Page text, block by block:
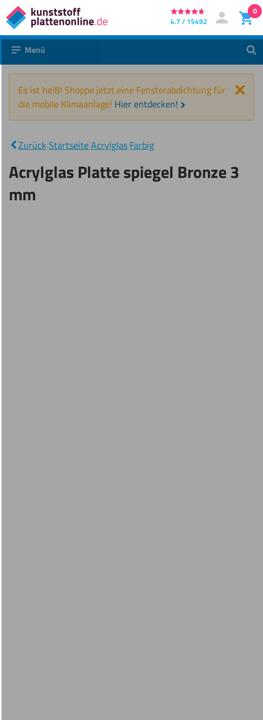
Direkt
zum
Inhalt
4.7 / 15492 Mein Konto
Anmelden
0
Menü
Es ist heiß! Shoppe jetzt eine Fensterabdichtung für
die mobile Klimaanlage! Hier entdecken!
Zurück StartseiteAcrylglas Farbig
spiegel
Bronze 3
mm
Acrylglas Platte spiegel Bronze 3
mm